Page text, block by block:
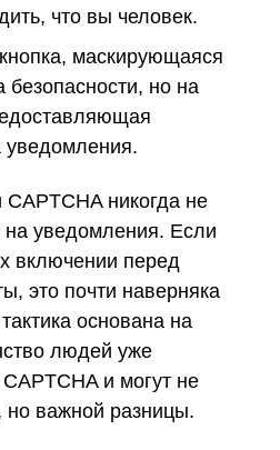
что вы человек.
маскирующаяся
безопасности, но на
уведомления.
никогда не
уведомления. Если
включении перед
это почти наверняка
основана на
людей уже
и могут не
но важной разницы.